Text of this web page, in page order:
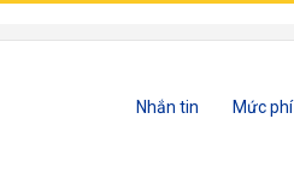
Nhắn tin Mức phí